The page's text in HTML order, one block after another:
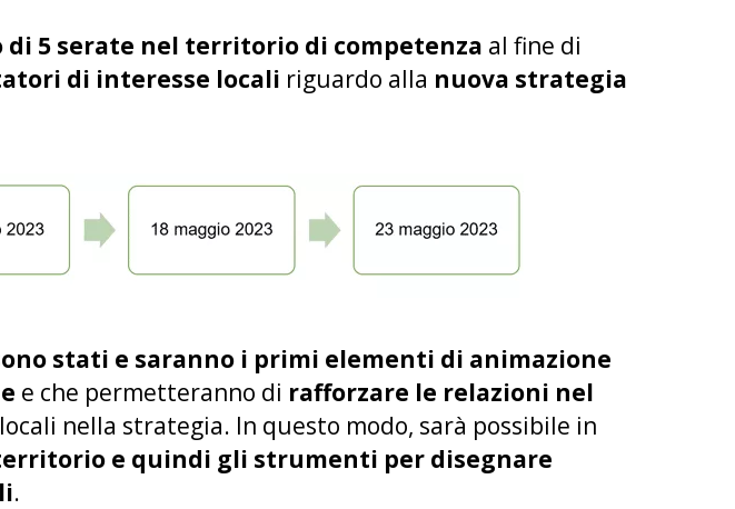
di 5 serate nel territorio di competenza al fine di
di interesse locali riguardo alla nuova strategia
stati e saranno i primi elementi di animazione
e che permetteranno di rafforzare le relazioni nel
locali nella strategia. In questo modo, sarà possibile in
e quindi gli strumenti per disegnare
.